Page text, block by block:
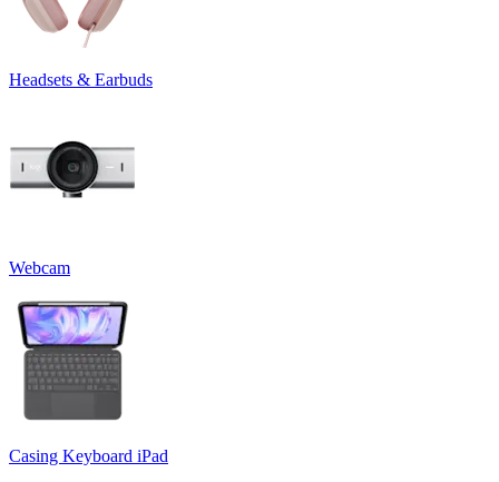
Headsets & Earbuds
Webcam
Casing Keyboard iPad